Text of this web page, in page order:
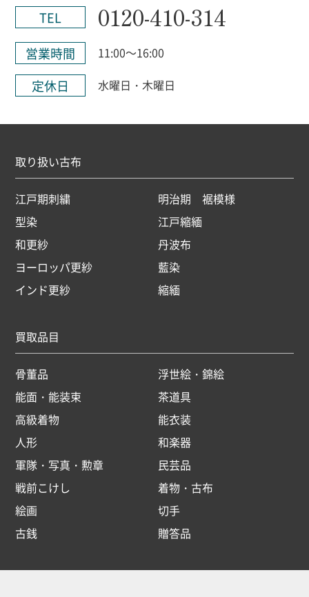
TEL 0120-410-314
営業時間 11:00～16:00
定休日 水曜日・木曜日
取り扱い古布
江戸期刺繍
明治期 裾模様
型染
江戸縮緬
和更紗
丹波布
ヨーロッパ更紗
藍染
インド更紗
縮緬
買取品目
骨董品
浮世絵・錦絵
能面・能装束
茶道具
高級着物
能衣装
人形
和楽器
軍隊・写真・勲章
民芸品
戦前こけし
着物・古布
絵画
切手
古銭
贈答品